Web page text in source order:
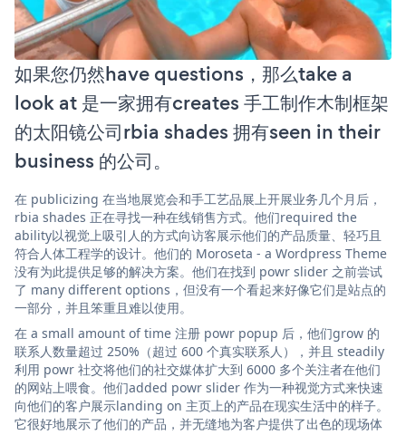
如果您仍然have questions，那么take a
look at 是一家拥有creates 手工制作木制框架
的太阳镜公司rbia shades 拥有seen in their
business 的公司。
在 publicizing 在当地展览会和手工艺品展上开展业务几个月后，
rbia shades 正在寻找一种在线销售方式。他们required the
ability以视觉上吸引人的方式向访客展示他们的产品质量、轻巧且
符合人体工程学的设计。他们的 Moroseta - a Wordpress Theme
没有为此提供足够的解决方案。他们在找到 powr slider 之前尝试
了 many different options，但没有一个看起来好像它们是站点的
一部分，并且笨重且难以使用。
在 a small amount of time 注册 powr popup 后，他们grow 的
联系人数量超过 250%（超过 600 个真实联系人），并且 steadily
利用 powr 社交将他们的社交媒体扩大到 6000 多个关注者在他们
的网站上喂食。他们added powr slider 作为一种视觉方式来快速
向他们的客户展示landing on 主页上的产品在现实生活中的样子。
它很好地展示了他们的产品，并无缝地为客户提供了出色的现场体